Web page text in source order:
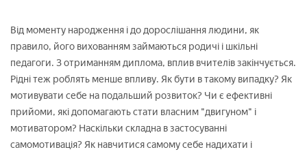
Від моменту народження і до дорослішання людини, як
правило, його вихованням займаються родичі і шкільні
педагоги. З отриманням диплома, вплив вчителів закінчується.
Рідні теж роблять менше впливу. Як бути в такому випадку? Як
мотивувати себе на подальший розвиток? Чи є ефективні
прийоми, які допомагають стати власним "двигуном" і
мотиватором? Наскільки складна в застосуванні
самомотивація? Як навчитися самому себе надихати і